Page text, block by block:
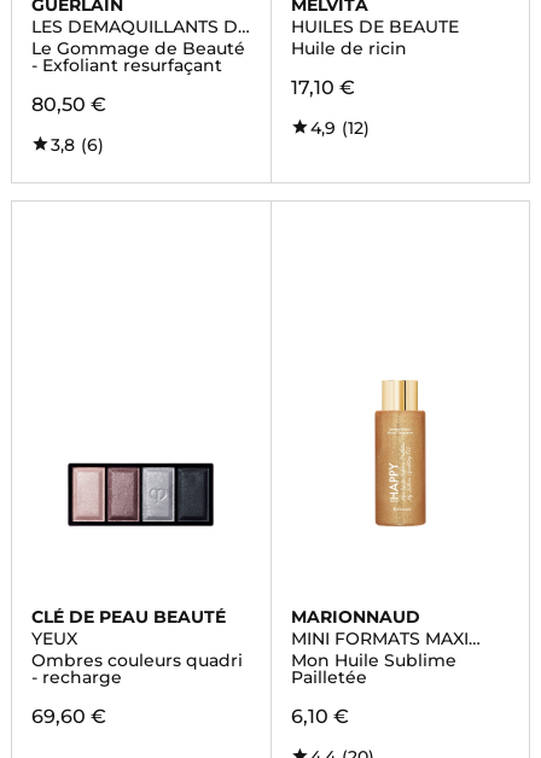
GUERLAIN
LES DEMAQUILLANTS DE
BEAUTE
Le Gommage de Beauté
- Exfoliant resurfaçant
80,50 €
3,8 (6)
MELVITA
HUILES DE BEAUTE
Huile de ricin
17,10 €
4,9 (12)
CLÉ DE PEAU BEAUTÉ
YEUX
Ombres couleurs quadri
- recharge
69,60 €
MARIONNAUD
MINI FORMATS MAXI
BEAUTE
Mon Huile Sublime
Pailletée
6,10 €